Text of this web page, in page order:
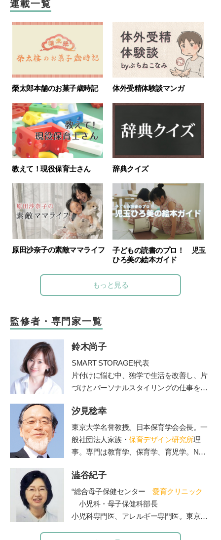
連載一覧
榮太郎本舗のお菓子歳時記 体外受精体験談マンガ
教えて！現役保育士さん 辞典クイズ
原田沙奈子の素敵ママライフ
子どもの読書のプロ！ 児玉
ひろ美の絵本ガイド
もっと見る
監修者・専門家一覧
鈴木尚子
SMART STORAGE!代表
片付けに悩む中、独学で生活を改善し、片
づけとパーソナルスタイリングの仕事を開
メソッドを公開したブログが人気を呼びパ
ワーブロガーに。
2011 年にSMART STORAGE！を創業し、
現在は株式会社となる。日本初のクローゼ
成にも携わっている。
また、義母を看取った経験をもとに、人生
折り返し地点からのライフマネジメント術
AgeWellLiving を立ち上げ、活動の場を広げ
公式ホームページ
汐見稔幸
東京大学名誉教授。日本保育学会会長。一
般社団法人家族・ 保育デザイン研究所理
事。専門は教育学、保育学、育児学。NHK
なじみ。保育者と保護者の交流誌『
カーレ』編集長。著書に『新装版 0～3歳
能力を育てる 好奇心を引き出す』（主婦
の友社）、『3～6歳 能力を伸ばす 個性
澁谷紀子
“総合母子保健センター 愛育クリニック
小児科・母子保健科部長
小児科専門医、アレルギー専門医。東京大